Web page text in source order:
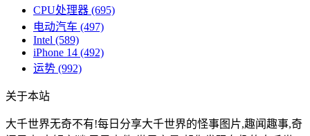
CPU处理器 (695)
电动汽车 (497)
Intel (589)
iPhone 14 (492)
运势 (992)
关于本站
大千世界无奇不有!每日分享大千世界的怪事图片,趣闻趣事,奇